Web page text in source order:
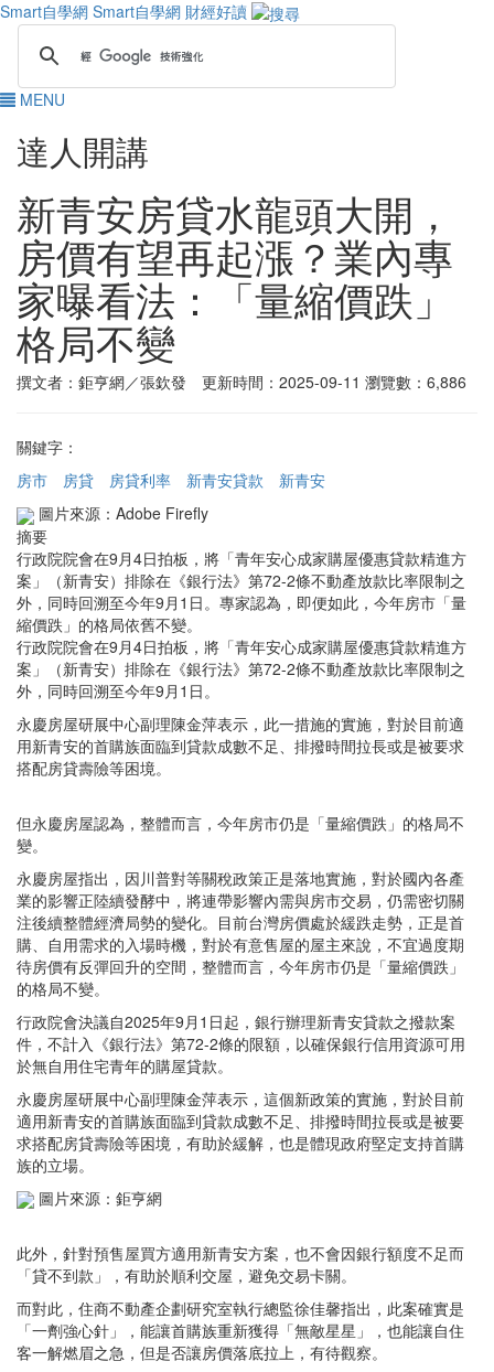
Smart自學網 Smart自學網 財經好讀
MENU
達人開講
新青安房貸水龍頭大開，
房價有望再起漲？業內專
家曝看法：「量縮價跌」
格局不變
撰文者：鉅亨網／張欽發 更新時間：2025-09-11 瀏覽數：6,886
關鍵字：
房市
房貸 房貸利率 新青安貸款
新青安
圖片來源：Adobe Firefly
摘要
行政院院會在9月4日拍板，將「青年安心成家購屋優惠貸款精進方
案」（新青安）排除在《銀行法》第72-2條不動產放款比率限制之
外，同時回溯至今年9月1日。專家認為，即便如此，今年房市「量
縮價跌」的格局依舊不變。
行政院院會在9月4日拍板，將「青年安心成家購屋優惠貸款精進方
案」（新青安）排除在《銀行法》第72-2條不動產放款比率限制之
外，同時回溯至今年9月1日。
永慶房屋研展中心副理陳金萍表示，此一措施的實施，對於目前適
用新青安的首購族面臨到貸款成數不足、排撥時間拉長或是被要求
搭配房貸壽險等困境。
但永慶房屋認為，整體而言，今年房市仍是「量縮價跌」的格局不
變。
永慶房屋指出，因川普對等關稅政策正是落地實施，對於國內各產
業的影響正陸續發酵中，將連帶影響內需與房市交易，仍需密切關
注後續整體經濟局勢的變化。目前台灣房價處於緩跌走勢，正是首
購、自用需求的入場時機，對於有意售屋的屋主來說，不宜過度期
待房價有反彈回升的空間，整體而言，今年房市仍是「量縮價跌」
的格局不變。
行政院會決議自2025年9月1日起，銀行辦理新青安貸款之撥款案
件，不計入《銀行法》第72-2條的限額，以確保銀行信用資源可用
於無自用住宅青年的購屋貸款。
永慶房屋研展中心副理陳金萍表示，這個新政策的實施，對於目前
適用新青安的首購族面臨到貸款成數不足、排撥時間拉長或是被要
求搭配房貸壽險等困境，有助於緩解，也是體現政府堅定支持首購
族的立場。
圖片來源：鉅亨網
此外，針對預售屋買方適用新青安方案，也不會因銀行額度不足而
「貸不到款」，有助於順利交屋，避免交易卡關。
而對此，住商不動產企劃研究室執行總監徐佳馨指出，此案確實是
「一劑強心針」，能讓首購族重新獲得「無敵星星」，也能讓自住
客一解燃眉之急，但是否讓房價落底拉上，有待觀察。